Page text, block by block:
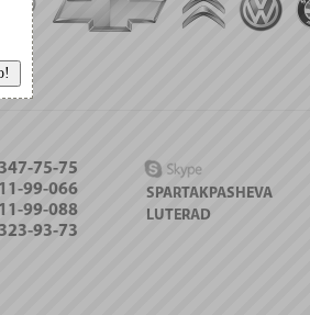
75-75
99-066
99-088
93-73
SPARTAKPASHEVA
LUTERAD